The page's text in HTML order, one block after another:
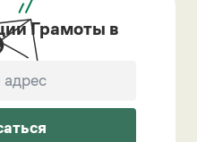
Грамоты в